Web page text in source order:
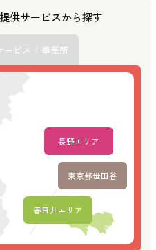
供サービスから探す
ービス / 事業所
春日井エリア
長野エリア
東京都世田谷